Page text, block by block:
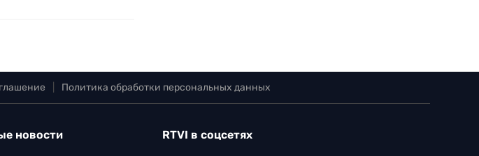
Политика обработки персональных данных
новости RTVI в соцсетях